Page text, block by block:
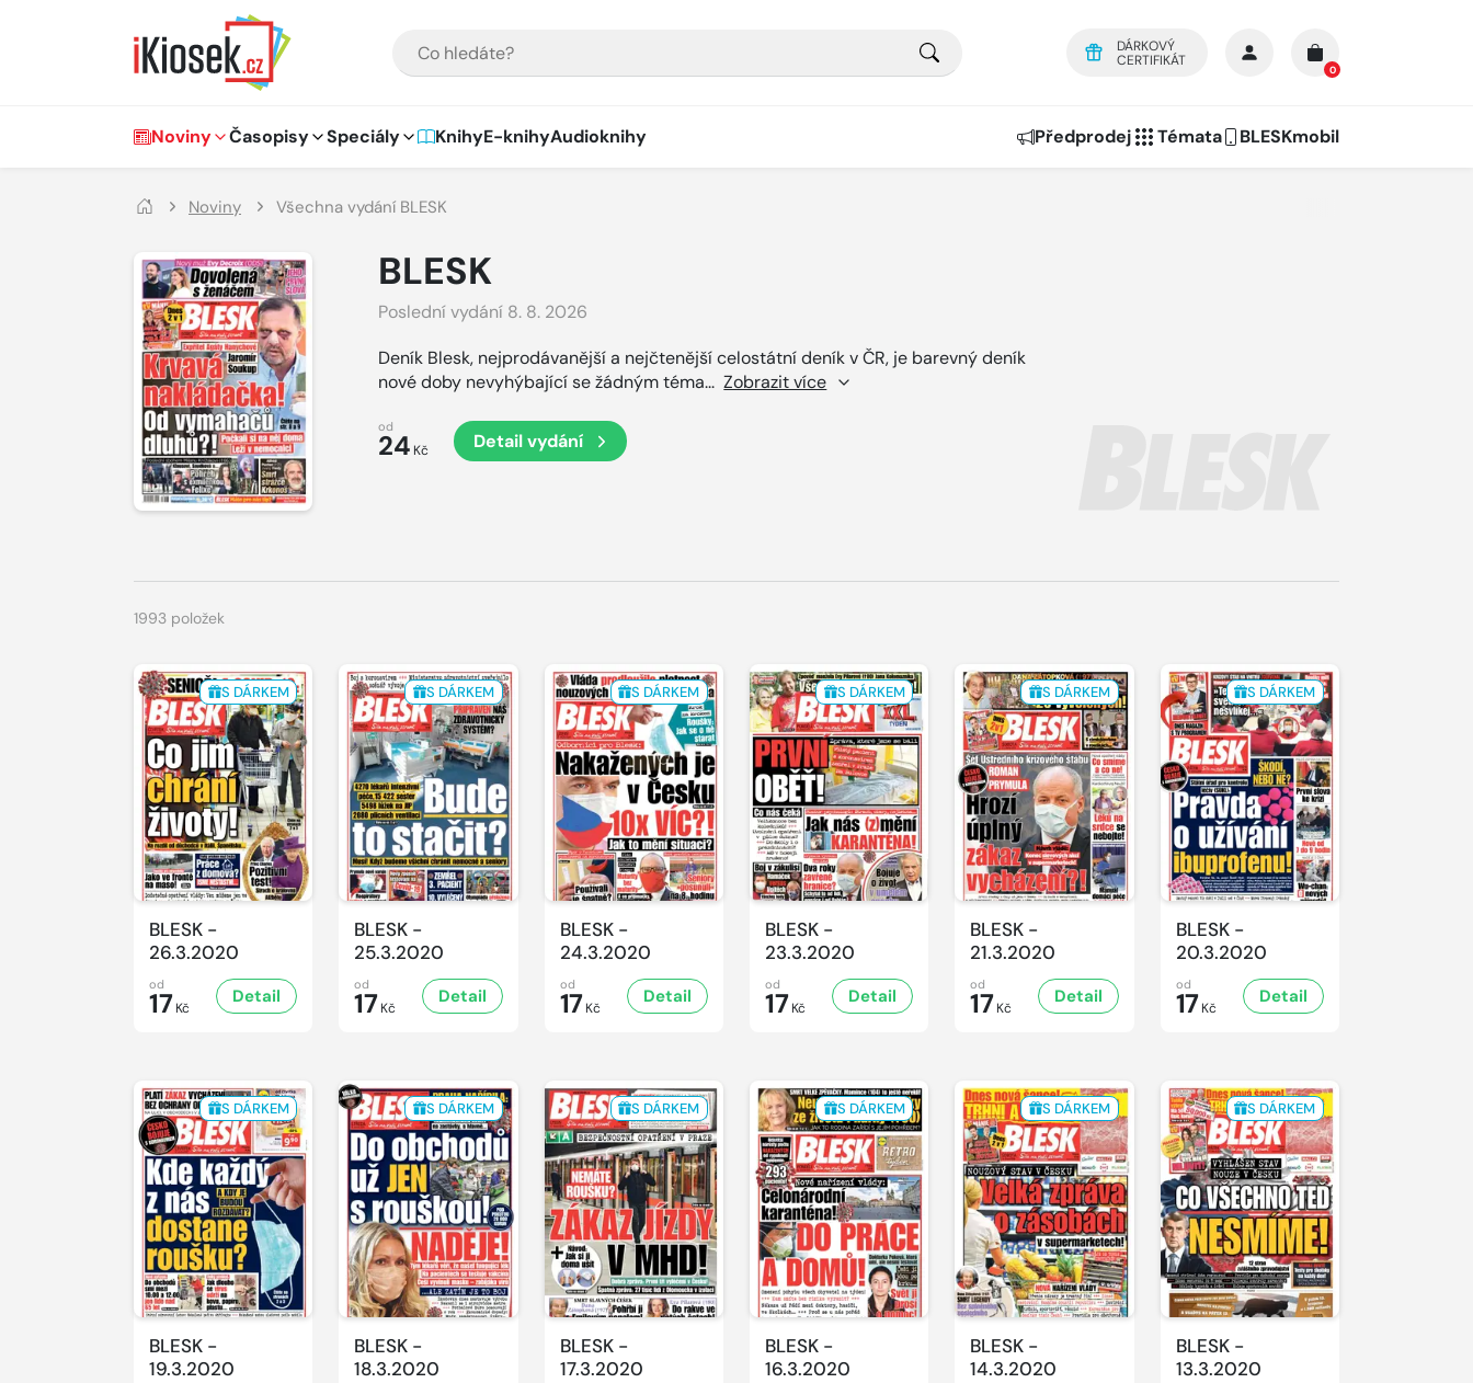
DÁRKOVÝ
CERTIFIKÁT
0
Hlavní navigace
Noviny Časopisy Speciály KnihyE-knihyAudioknihy Předprodej Témata BLESKmobil
Noviny Všechna vydání BLESK
BLESK
Poslední vydání 8. 8. 2026
Deník Blesk, nejprodávanější a nejčtenější celostátní deník v ČR, je barevný deník
nové doby nevyhýbající se žádným téma... Zobrazit více
od
24 Kč Detailvydání
1993 položek
S DÁRKEM
BLESK -
26.3.2020
od
17 Kč
Detail
S DÁRKEM
BLESK -
25.3.2020
od
17 Kč
Detail
S DÁRKEM
BLESK -
24.3.2020
od
17Kč
Detail
S DÁRKEM
BLESK -
23.3.2020
od
17 Kč
Detail
S DÁRKEM
BLESK -
21.3.2020
od
17 Kč
Detail
S DÁRKEM
BLESK -
20.3.2020
od
17Kč
Detail
S DÁRKEM
BLESK -
19.3.2020
S DÁRKEM
BLESK -
18.3.2020
S DÁRKEM
BLESK -
17.3.2020
S DÁRKEM
BLESK -
16.3.2020
S DÁRKEM
BLESK -
14.3.2020
S DÁRKEM
BLESK -
13.3.2020